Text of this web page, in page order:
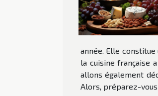
année. Elle
la cuisine française
allons également
Alors, préparez-vous